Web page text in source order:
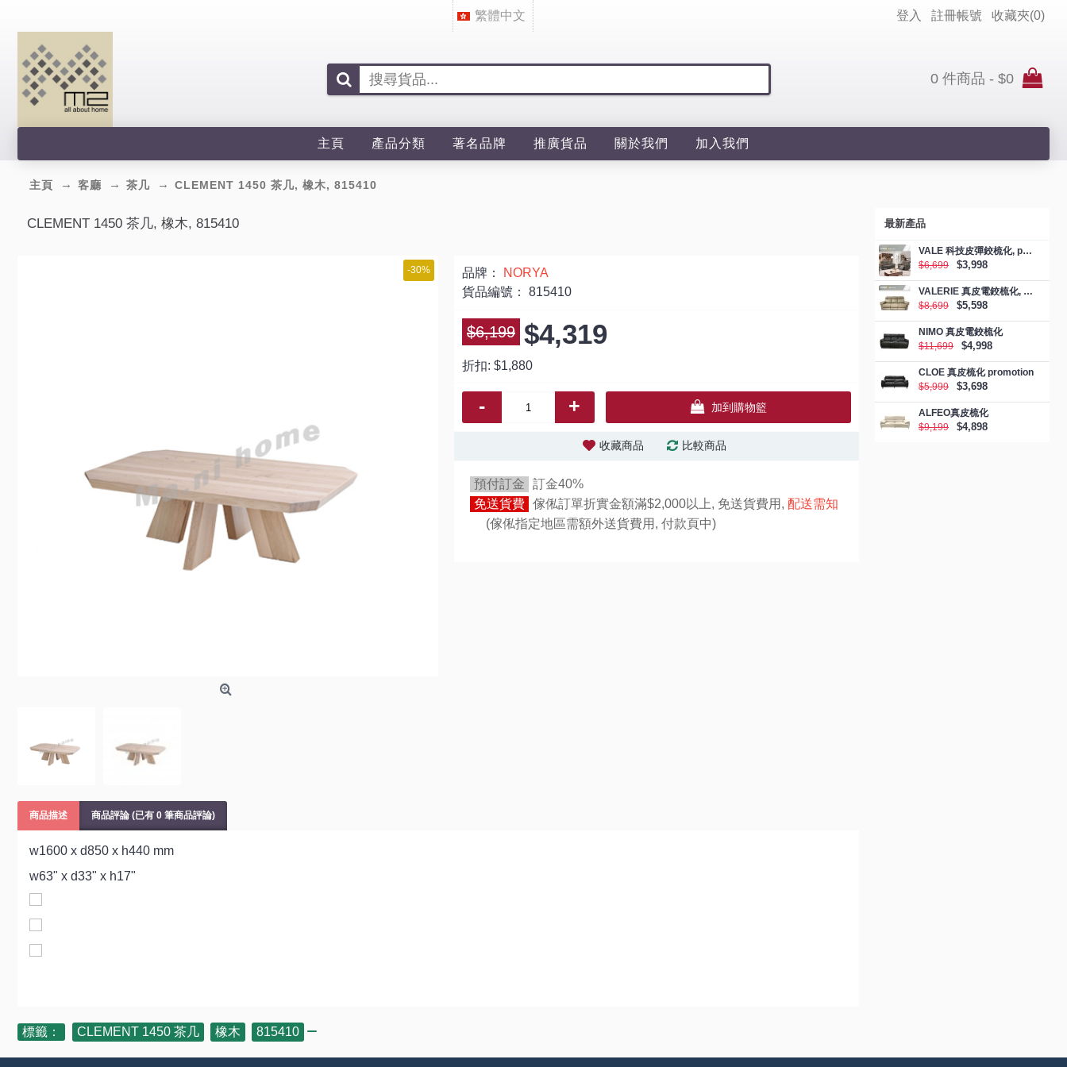
繁體中文 登入 註冊帳號 收藏夾(0)
0 件商品 - $0
主頁 產品分類 著名品牌 推廣貨品 關於我們 加入我們
主頁 客廳 茶几 CLEMENT 1450 茶几, 橡木, 815410
最新產品
VALE 科技皮彈鉸梳化, promotion
$6,699
$3,998
VALERIE 真皮電鉸梳化, promotion
$8,699
$5,598
NIMO 真皮電鉸梳化
$11,699
$4,998
CLOE 真皮梳化 promotion
$5,999
$3,698
ALFEO真皮梳化
$9,199
$4,898
CLEMENT 1450 茶几, 橡木, 815410
-30% 品牌：
NORYA
貨品編號： 815410
$6,199 $4,319
折扣: $1,880
- + 加到購物籃
收藏商品 比較商品
預付訂金
訂金40%
免送貨費 傢俬訂單折實金額滿$2,000以上, 免送貨費用, 配送需知
(傢俬指定地區需額外送貨費用, 付款頁中)
商品描述 商品評論 (已有 0 筆商品評論)
w1600 x d850 x h440 mm
w63" x d33" x h17"
標籤： CLEMENT 1450 茶几 橡木 815410